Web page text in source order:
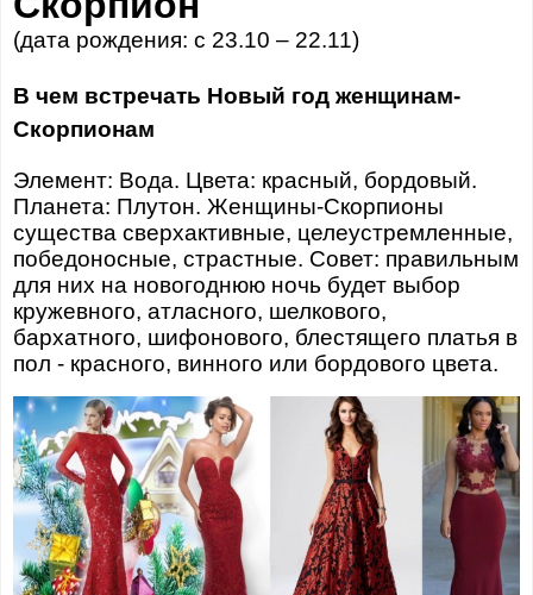
(дата рождения: с 23.10 – 22.11)
В чем встречать Новый год женщинам-
Скорпионам
Элемент: Вода. Цвета: красный, бордовый.
Планета: Плутон. Женщины-Скорпионы
существа сверхактивные, целеустремленные,
победоносные, страстные. Совет: правильным
для них на новогоднюю ночь будет выбор
кружевного, атласного, шелкового,
бархатного, шифонового, блестящего платья в
пол - красного, винного или бордового цвета.